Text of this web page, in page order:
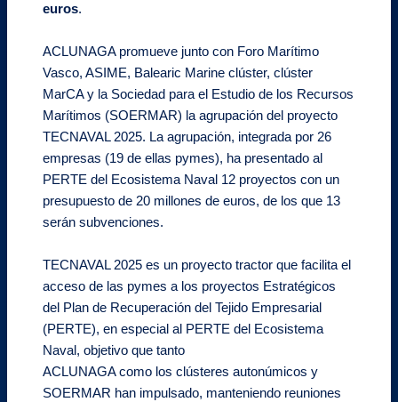
euros.
ACLUNAGA promueve junto con Foro Marítimo
Vasco, ASIME, Balearic Marine clúster, clúster
MarCA y la Sociedad para el Estudio de los Recursos
Marítimos (SOERMAR) la agrupación del proyecto
TECNAVAL 2025. La agrupación, integrada por 26
empresas (19 de ellas pymes), ha presentado al
PERTE del Ecosistema Naval 12 proyectos con un
presupuesto de 20 millones de euros, de los que 13
serán subvenciones.
TECNAVAL 2025 es un proyecto tractor que facilita el
acceso de las pymes a los proyectos Estratégicos
del Plan de Recuperación del Tejido Empresarial
(PERTE), en especial al PERTE del Ecosistema
Naval, objetivo que tanto
ACLUNAGA como los clústeres autonúmicos y
SOERMAR han impulsado, manteniendo reuniones